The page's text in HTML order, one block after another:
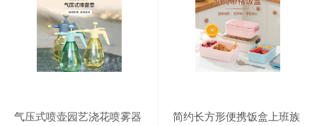
气压式喷壶园艺浇花喷雾器
简约长方形便携饭盒上班族